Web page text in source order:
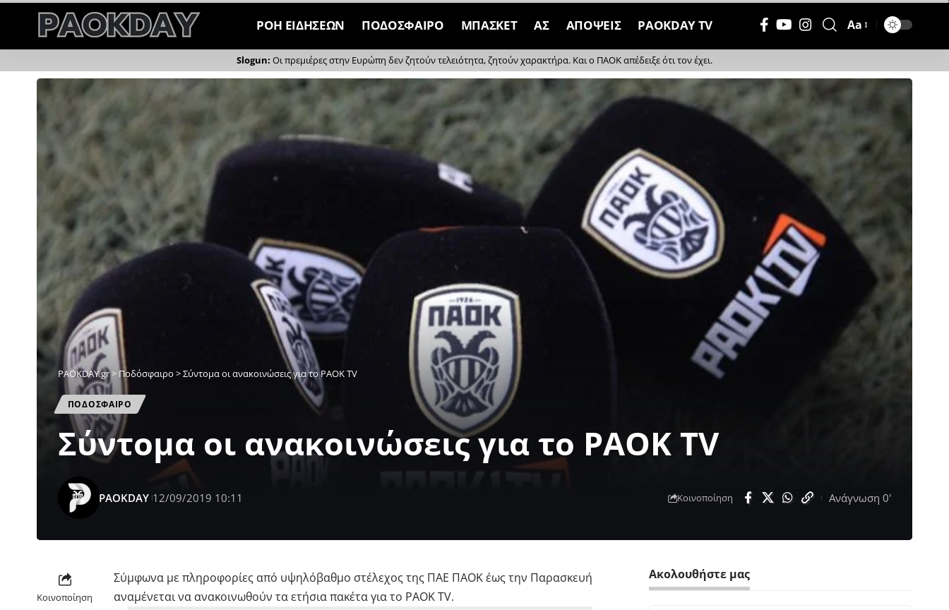
ΡΟΗ ΕΙΔΗΣΕΩΝ ΠΟΔΟΣΦΑΙΡΟ ΜΠΑΣΚΕΤ ΑΣ ΑΠΟΨΕΙΣ PAOKDAY TV
Μέγεθος
Γραμματοσειράς
Aa
Οι πρεμιέρες στην Ευρώπη δεν ζητούν τελειότητα, ζητούν χαρακτήρα. Και ο ΠΑΟΚ απέδειξε ότι τον έχει.
PAOKDAY.gr> Ποδόσφαιρο >Σύντομα οι ανακοινώσεις για το PAOK TV
ΠΟΔΟΣΦΑΙΡΟ
Σύντομα οι ανακοινώσεις για το PAOK TV
PAOKDAY 12/09/2019 10:11 Κοινοποίηση Ανάγνωση 0'
Κοινοποίηση
Σύμφωνα με πληροφορίες από υψηλόβαθμο στέλεχος της ΠΑΕ ΠΑΟΚ έως την Παρασκευή
αναμένεται να ανακοινωθούν τα ετήσια πακέτα για το PAOK TV.
Ακολουθήστε μας